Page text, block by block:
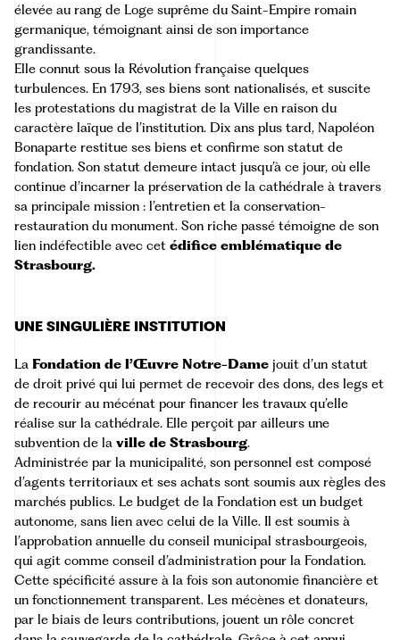
élevée au rang de Loge suprême du Saint-Empire romain
germanique, témoignant ainsi de son importance
grandissante.
Elle connut sous la Révolution française quelques
turbulences. En 1793, ses biens sont nationalisés, et suscite
les protestations du magistrat de la Ville en raison du
caractère laïque de l’institution. Dix ans plus tard, Napoléon
Bonaparte restitue ses biens et confirme son statut de
fondation. Son statut demeure intact jusqu’à ce jour, où elle
continue d’incarner la préservation de la cathédrale à travers
sa principale mission : l’entretien et la conservation-
restauration du monument. Son riche passé témoigne de son
lien indéfectible avec cet édifice emblématique de
Strasbourg.
UNE SINGULIÈRE INSTITUTION
La Fondation de l’Œuvre Notre-Dame jouit d’un statut
de droit privé qui lui permet de recevoir des dons, des legs et
de recourir au mécénat pour financer les travaux qu’elle
réalise sur la cathédrale. Elle perçoit par ailleurs une
subvention de la ville de Strasbourg.
Administrée par la municipalité, son personnel est composé
d’agents territoriaux et ses achats sont soumis aux règles des
marchés publics. Le budget de la Fondation est un budget
autonome, sans lien avec celui de la Ville. Il est soumis à
l’approbation annuelle du conseil municipal strasbourgeois,
qui agit comme conseil d’administration pour la Fondation.
Cette spécificité assure à la fois son autonomie financière et
un fonctionnement transparent. Les mécènes et donateurs,
par le biais de leurs contributions, jouent un rôle concret